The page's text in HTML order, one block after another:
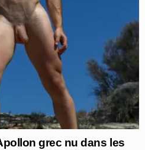
grec nu dans les